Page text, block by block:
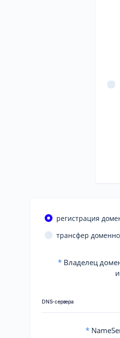
регистрация
трансфер
* Владелец
DNS-сервера
*